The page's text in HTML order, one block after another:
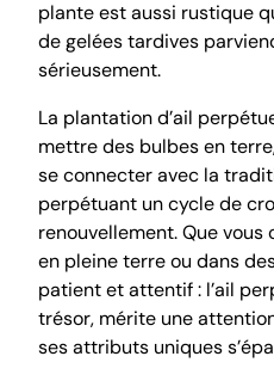
plante est aussi rustique
de gelées tardives
sérieusement.
La plantation d’ail
mettre des bulbes en
se connecter avec la
perpétuant un cycle de
renouvellement. Que
en pleine terre ou dans
patient et attentif : l’ail
trésor, mérite une
ses attributs uniques